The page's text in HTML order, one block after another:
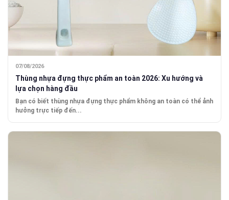
07/08/2026
Thùng nhựa đựng thực phẩm an toàn 2026: Xu hướng và
lựa chọn hàng đầu
Bạn có biết thùng nhựa đựng thực phẩm không an toàn có thể ảnh
hưởng trực tiếp đến...